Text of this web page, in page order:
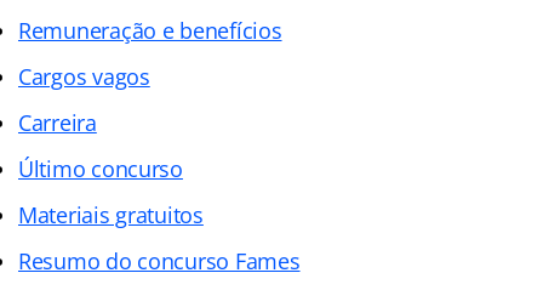
Remuneração e benefícios
Cargos vagos
Carreira
Último concurso
Materiais gratuitos
Resumo do concurso Fames